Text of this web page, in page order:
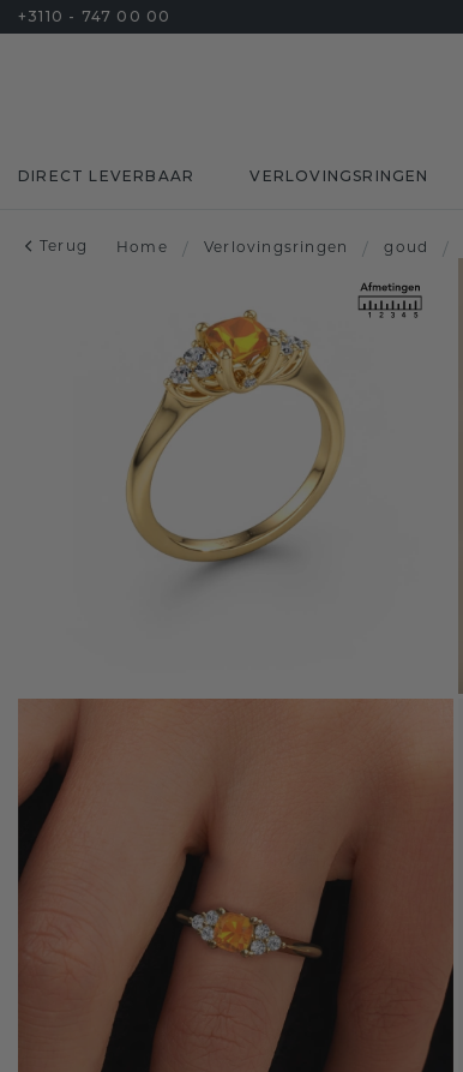
+3110 - 747 00 00
DIRECT LEVERBAAR VERLOVINGSRINGEN
Terug Home / Verlovingsringen / goud /